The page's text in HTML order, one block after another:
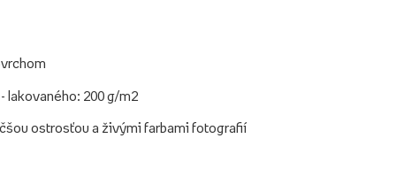
lakovaného: 200 g/m2
ostrosťou a živými farbami fotografií